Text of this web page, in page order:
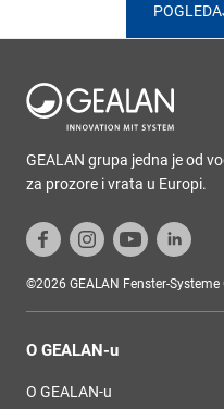
GEALAN grupa jedna je od
za prozore i vrata u Europi.
©2026 GEALAN Fenster-Systeme
O GEALAN-u
O GEALAN-u